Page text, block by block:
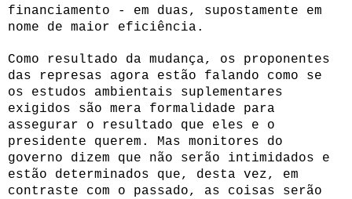
financiamento - em duas, supostamente em
nome de maior eficiência.
Como resultado da mudança, os proponentes
das represas agora estão falando como se
os estudos ambientais suplementares
exigidos são mera formalidade para
assegurar o resultado que eles e o
presidente querem. Mas monitores do
governo dizem que não serão intimidados e
estão determinados que, desta vez, em
contraste com o passado, as coisas serão